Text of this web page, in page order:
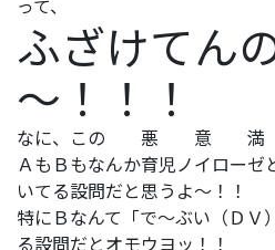
ふざけてん
～！！！
なに、この 悪 意 満
ＡもＢもなんか育児ノイロー
いてる設問だと思うよ～！！
特にＢなんて「で～ぶい（ＤＶ
る設問だとオモウヨッ！！